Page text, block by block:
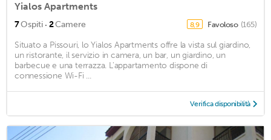
Yialos Apartments
7Ospiti · 2Camere 8,9 Favoloso (165)
Situato a Pissouri, lo Yialos Apartments offre la vista sul giardino,
un ristorante, il servizio in camera, un bar, un giardino, un
barbecue e una terrazza. L'appartamento dispone di
connessione Wi-Fi ...
Verifica disponibilità